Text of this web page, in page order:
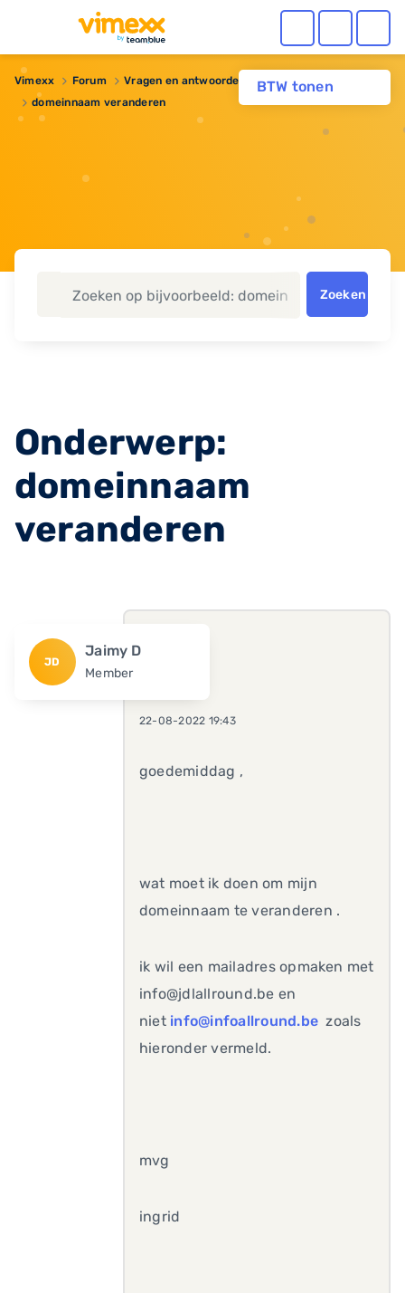
BTW tonen
Vimexx Forum Vragen en antwoorden
Domeinnaam
domeinnaam veranderen
Zoeken
Onderwerp:
domeinnaam
veranderen
JD
Jaimy D
Member
22-08-2022 19:43
goedemiddag ,
wat moet ik doen om mijn
domeinnaam te veranderen .
ik wil een mailadres opmaken met
info@jdlallround.be en
niet info@infoallround.be zoals
hieronder vermeld.
mvg
ingrid